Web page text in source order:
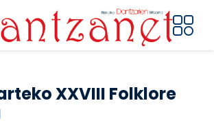
principal
XXVIII Folklore